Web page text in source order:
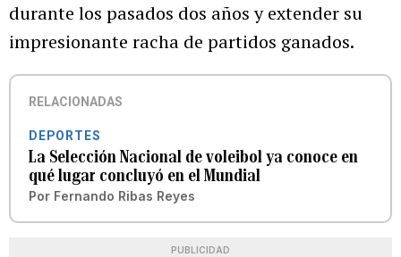
durante los pasados dos años y extender su
impresionante racha de partidos ganados.
RELACIONADAS
DEPORTES
La Selección Nacional de voleibol ya conoce en
qué lugar concluyó en el Mundial
Por Fernando Ribas Reyes
PUBLICIDAD